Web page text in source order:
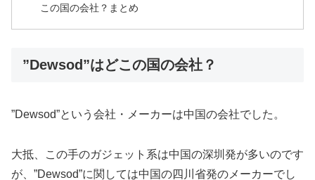
この国の会社？まとめ
”Dewsod”はどこの国の会社？
”Dewsod”という会社・メーカーは中国の会社でした。
大抵、この手のガジェット系は中国の深圳発が多いのです
が、”Dewsod”に関しては中国の四川省発のメーカーでし